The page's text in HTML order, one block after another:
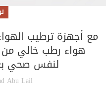
هواء رطب خالي من
لنفس صحي
Abu Lail